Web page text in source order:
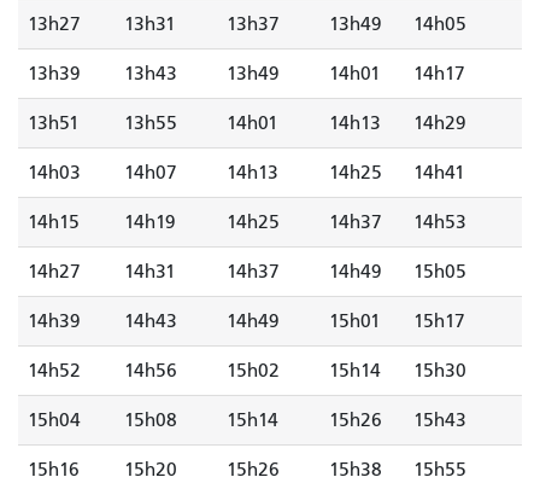
13h27 13h31 13h37 13h49 14h05
13h39 13h43 13h49 14h01 14h17
13h51 13h55 14h01 14h13 14h29
14h03 14h07 14h13 14h25 14h41
14h15 14h19 14h25 14h37 14h53
14h27 14h31 14h37 14h49 15h05
14h39 14h43 14h49 15h01 15h17
14h52 14h56 15h02 15h14 15h30
15h04 15h08 15h14 15h26 15h43
15h16 15h20 15h26 15h38 15h55